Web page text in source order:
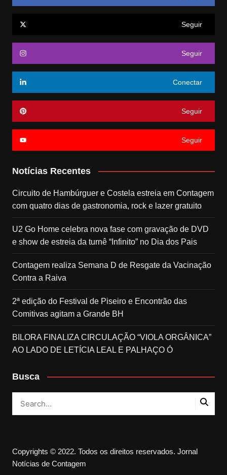
Seguir
Seguir
Conectar
Seguir
Seguir
Notícias Recentes
Circuito de Hambúrguer e Costela estreia em Contagem
com quatro dias de gastronomia, rock e lazer gratuito
U2 Go Home celebra nova fase com gravação de DVD
e show de estreia da turnê “Infinito” no Dia dos Pais
Contagem realiza Semana D de Resgate da Vacinação
Contra a Raiva
2ª edição do Festival de Piseiro e Encontrão das
Comitivas agitam a Grande BH
BILORA FINALIZA CIRCULAÇÃO “VIOLA ORGÂNICA”
AO LADO DE LETÍCIA LEAL E PALHAÇO Ó
Busca
Copyrights © 2022. Todos os direitos reservados. Jornal
Notícias de Contagem